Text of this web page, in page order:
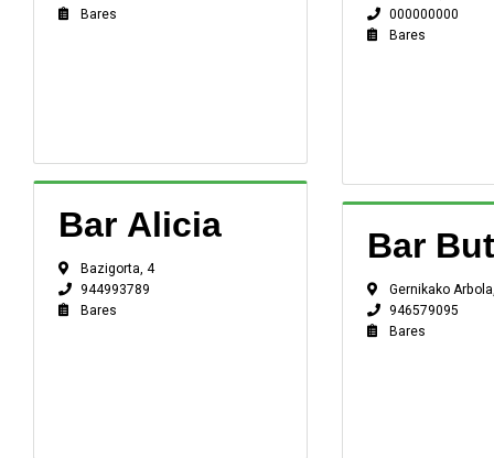
Bares
Bar Alicia
Bazigorta, 4
944993789
Bares
000000000
Bares
Bar
Gernikako
946579095
Bares